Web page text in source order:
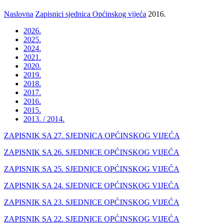
Naslovna Zapisnici sjednica Općinskog vijeća 2016.
2026.
2025.
2024.
2021.
2020.
2019.
2018.
2017.
2016.
2015.
2013. / 2014.
ZAPISNIK SA 27. SJEDNICA OPĆINSKOG VIJEĆA
ZAPISNIK SA 26. SJEDNICE OPĆINSKOG VIJEĆA
ZAPISNIK SA 25. SJEDNICE OPĆINSKOG VIJEĆA
ZAPISNIK SA 24. SJEDNICE OPĆINSKOG VIJEĆA
ZAPISNIK SA 23. SJEDNICE OPĆINSKOG VIJEĆA
ZAPISNIK SA 22. SJEDNICE OPĆINSKOG VIJEĆA